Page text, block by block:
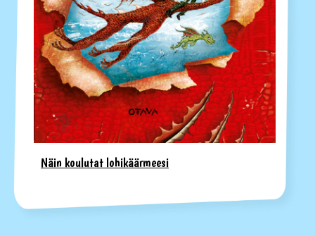
Näin koulutat lohikäärmeesi